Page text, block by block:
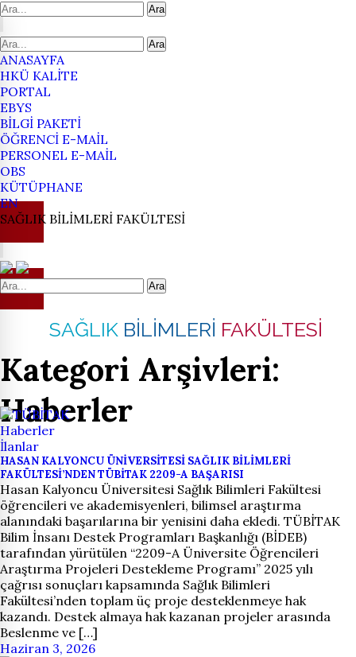
Ara
Ara
ANASAYFA
HKÜ KALİTE
PORTAL
EBYS
BİLGİ PAKETİ
ÖĞRENCİ E-MAİL
PERSONEL E-MAİL
OBS
KÜTÜPHANE
EN
SAĞLIK BİLİMLERİ FAKÜLTESİ
Ara
SAĞLIK BİLİMLERİ FAKÜLTESİ
Kategori Arşivleri:
Haberler
Haberler
İlanlar
HASAN KALYONCU ÜNİVERSİTESİ SAĞLIK BİLİMLERİ
FAKÜLTESİ’NDEN TÜBİTAK 2209-A BAŞARISI
Hasan Kalyoncu Üniversitesi Sağlık Bilimleri Fakültesi
öğrencileri ve akademisyenleri, bilimsel araştırma
alanındaki başarılarına bir yenisini daha ekledi. TÜBİTAK
Bilim İnsanı Destek Programları Başkanlığı (BİDEB)
tarafından yürütülen “2209-A Üniversite Öğrencileri
Araştırma Projeleri Destekleme Programı” 2025 yılı
çağrısı sonuçları kapsamında Sağlık Bilimleri
Fakültesi’nden toplam üç proje desteklenmeye hak
kazandı. Destek almaya hak kazanan projeler arasında
Beslenme ve […]
Haziran 3, 2026